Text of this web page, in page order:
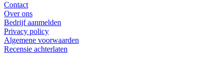
Contact
Over ons
Bedrijf aanmelden
Privacy policy
Algemene voorwaarden
Recensie achterlaten